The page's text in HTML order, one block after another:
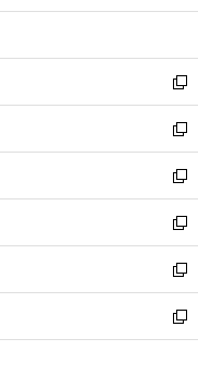
開
ウ
開
く
ン
ウ
で
開
く
ウ
ン
ド
ウ
で
開
く
新
し
い
ウ
ィ
ン
ド
ウ
で
開
く
新
し
い
ウ
ィ
ン
ド
ウ
で
開
新
し
い
ウ
ィ
ン
ド
ウ
新
し
い
ウ
ィ
ン
新
し
い
ウ
新
し